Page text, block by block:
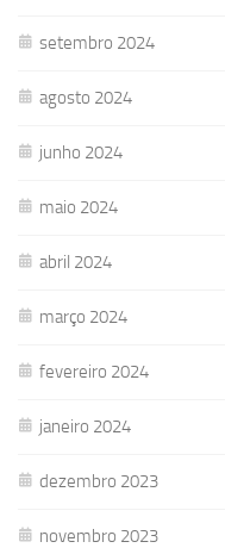
setembro 2024
agosto 2024
junho 2024
maio 2024
abril 2024
março 2024
fevereiro 2024
janeiro 2024
dezembro 2023
novembro 2023